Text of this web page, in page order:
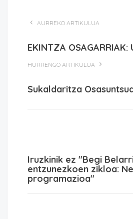
AURREKO ARTIKULUA
EKINTZA
HURRENGO ARTIKULUA
Sukaldaritza
Iruzkinik ez "Begi
entzunezkoen zikloa:
programazioa"